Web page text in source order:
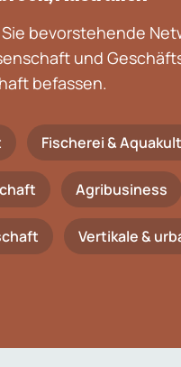
bevorstehende
und
befassen.
Fischerei &
Agribusiness
Vertikale &